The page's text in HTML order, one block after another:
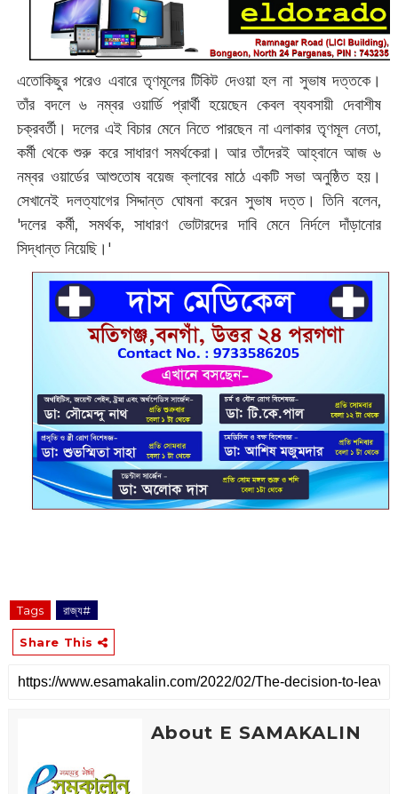
এতোকিছুর পরেও এবারে তৃণমূলের টিকিট দেওয়া হল না সুভাষ দত্তকে।
তাঁর বদলে ৬ নম্বর ওয়ার্ডি প্রার্থী হয়েছেন কেবল ব্যবসায়ী দেবাশীষ
চক্রবর্তী। দলের এই বিচার মেনে নিতে পারছেন না এলাকার তৃণমূল নেতা,
কর্মী থেকে শুরু করে সাধারণ সমর্থকেরা। আর তাঁদেরই আহ্বানে আজ ৬
নম্বর ওয়ার্ডের আশুতোষ বয়েজ ক্লাবের মাঠে একটি সভা অনুষ্ঠিত হয়।
সেখানেই দলত্যাগের সিদ্দান্ত ঘোষনা করেন সুভাষ দত্ত। তিনি বলেন,
'দলের কর্মী, সমর্থক, সাধারণ ভোটারদের দাবি মেনে নির্দলে দাঁড়ানোর
সিদ্ধান্ত নিয়েছি।'‌
Tags রাজ্য#
Share This
About E SAMAKALIN